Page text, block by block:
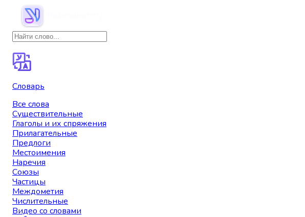
Словарь
Все слова
Существительные
Глаголы и их спряжения
Прилагательные
Предлоги
Местоимения
Наречия
Союзы
Частицы
Междометия
Числительные
Видео со словами